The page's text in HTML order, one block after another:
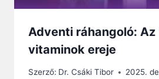
Adventi ráhangoló:
vitaminok ereje
Szerző: Dr. Csáki Tibor 2025.